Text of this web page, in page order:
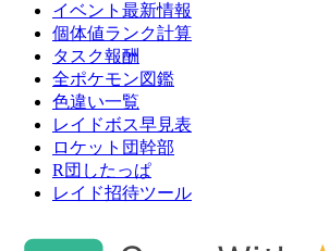
イベント最新情報
個体値ランク計算
タスク報酬
全ポケモン図鑑
色違い一覧
レイドボス早見表
ロケット団幹部
R団したっぱ
レイド招待ツール